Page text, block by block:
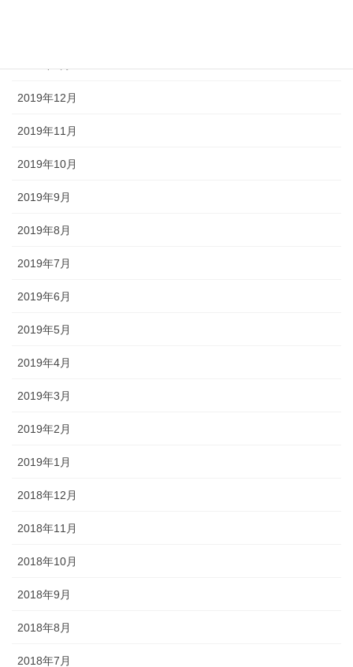
2019年12月
2019年11月
2019年10月
2019年9月
2019年8月
2019年7月
2019年6月
2019年5月
2019年4月
2019年3月
2019年2月
2019年1月
2018年12月
2018年11月
2018年10月
2018年9月
2018年8月
2018年7月